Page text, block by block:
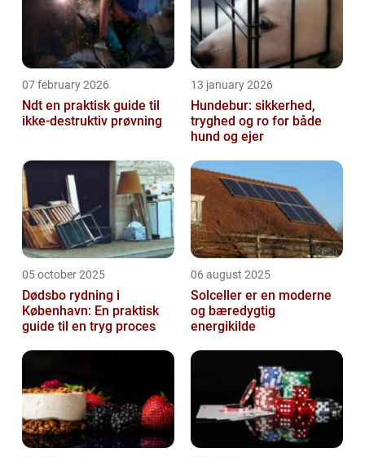
07 february 2026
Ndt en praktisk guide til
ikke-destruktiv prøvning
13 january 2026
Hundebur: sikkerhed,
tryghed og ro for både
hund og ejer
05 october 2025
Dødsbo rydning i
København: En praktisk
guide til en tryg proces
06 august 2025
Solceller er en moderne
og bæredygtig
energikilde